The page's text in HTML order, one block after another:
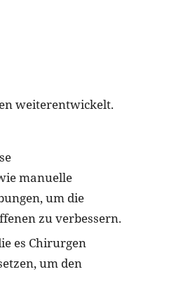
weiterentwickelt.
manuelle
um die
zu verbessern.
es Chirurgen
um den